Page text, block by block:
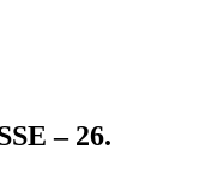
– 26.